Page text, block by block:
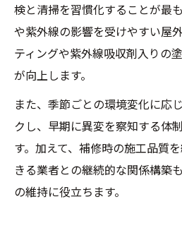
検と清掃を習慣化することが最
や紫外線の影響を受けやすい屋
ティングや紫外線吸収剤入りの
が向上します。
また、季節ごとの環境変化に応
クし、早期に異変を察知する体
す。加えて、補修時の施工品質
きる業者との継続的な関係構築
の維持に役立ちます。